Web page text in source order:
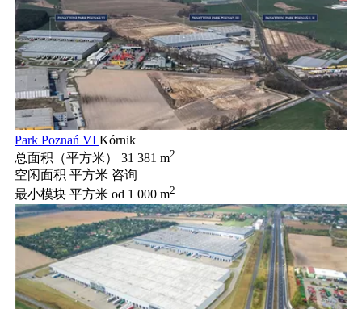
Park Poznań VI Kórnik
总面积（平方米）
31 381 m2
空闲面积 平方米 咨询
最小模块 平方米 od 1 000 m2